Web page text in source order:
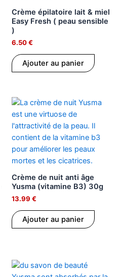
Crème épilatoire lait & miel
Easy Fresh ( peau sensible
)
6.50€
Ajouter au panier
Crème de nuit anti âge
Yusma (vitamine B3) 30g
13.99 €
Ajouter au panier